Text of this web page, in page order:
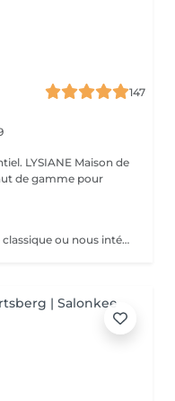
147
de
de gamme pour
La manucure SPA est une manucure classique ou nous intégrons un gommage afin d'exfolier la peau pour la rendre plus douce avant d'appliquer un masque pour un soin profond. Aucun vernis ne sera appliqué à la fin du traitement.